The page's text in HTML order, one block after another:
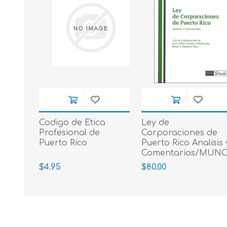
Codigo de Etica
Profesional de
Puerto Rico
$4.95
Ley de
Corporaciones de
Puerto Rico Analisis
Comentarios/
RIVERA MANUELITA
$80.00